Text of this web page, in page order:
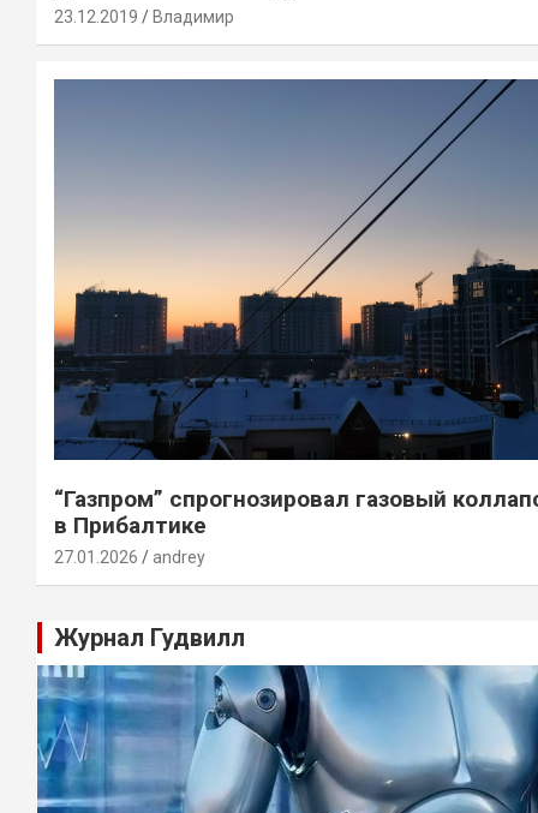
23.12.2019 Владимир
“Газпром” спрогнозировал газовый
в Прибалтике
27.01.2026 andrey
Журнал Гудвилл